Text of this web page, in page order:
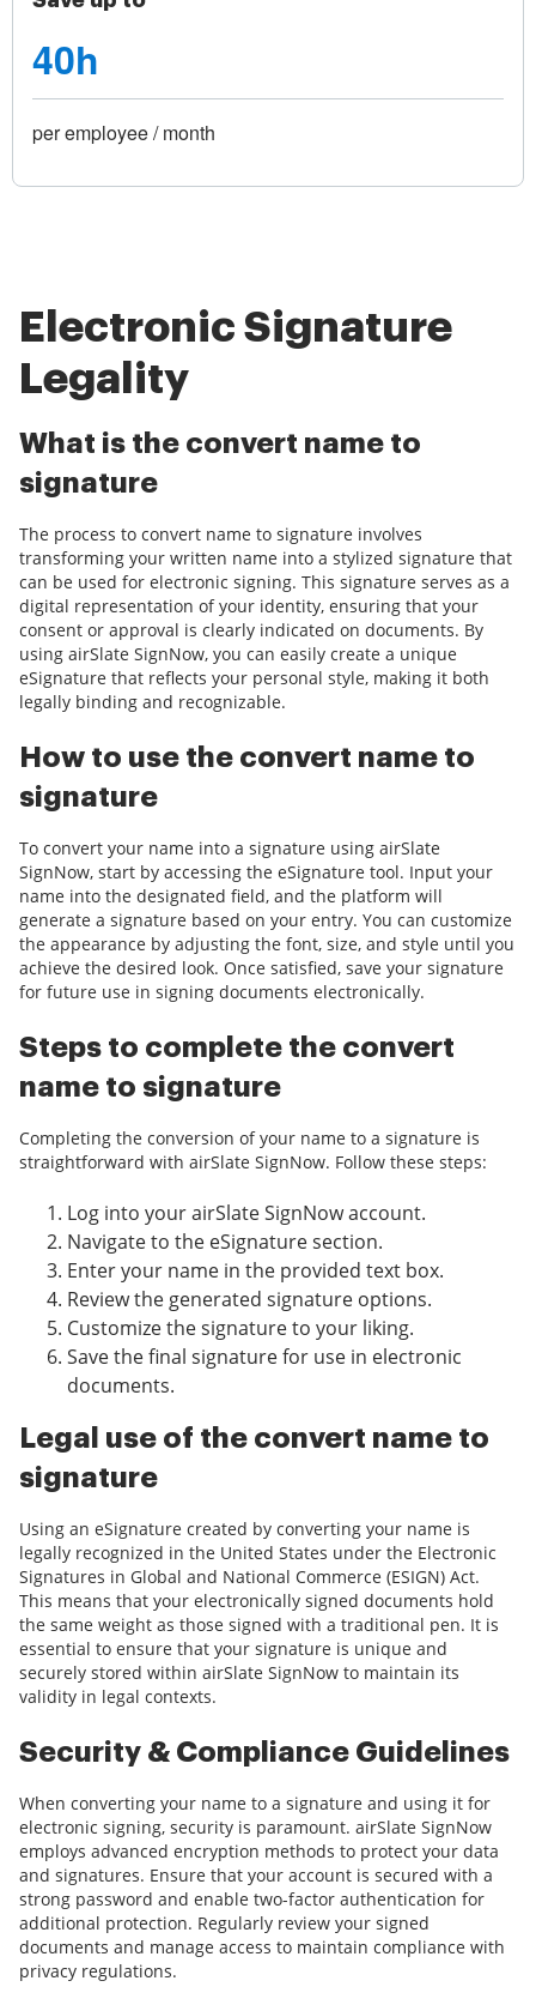
40h
per employee / month
Electronic Signature
Legality
What is the convert name to
signature
The process to convert name to signature involves
transforming your written name into a stylized signature that
can be used for electronic signing. This signature serves as a
digital representation of your identity, ensuring that your
consent or approval is clearly indicated on documents. By
using airSlate SignNow, you can easily create a unique
eSignature that reflects your personal style, making it both
legally binding and recognizable.
How to use the convert name to
signature
To convert your name into a signature using airSlate
SignNow, start by accessing the eSignature tool. Input your
name into the designated field, and the platform will
generate a signature based on your entry. You can customize
the appearance by adjusting the font, size, and style until you
achieve the desired look. Once satisfied, save your signature
for future use in signing documents electronically.
Steps to complete the convert
name to signature
Completing the conversion of your name to a signature is
straightforward with airSlate SignNow. Follow these steps:
Log into your airSlate SignNow account.
Navigate to the eSignature section.
Enter your name in the provided text box.
Review the generated signature options.
Customize the signature to your liking.
Save the final signature for use in electronic
documents.
Legal use of the convert name to
signature
Using an eSignature created by converting your name is
legally recognized in the United States under the Electronic
Signatures in Global and National Commerce (ESIGN) Act.
This means that your electronically signed documents hold
the same weight as those signed with a traditional pen. It is
essential to ensure that your signature is unique and
securely stored within airSlate SignNow to maintain its
validity in legal contexts.
Security & Compliance Guidelines
When converting your name to a signature and using it for
electronic signing, security is paramount. airSlate SignNow
employs advanced encryption methods to protect your data
and signatures. Ensure that your account is secured with a
strong password and enable two-factor authentication for
additional protection. Regularly review your signed
documents and manage access to maintain compliance with
privacy regulations.